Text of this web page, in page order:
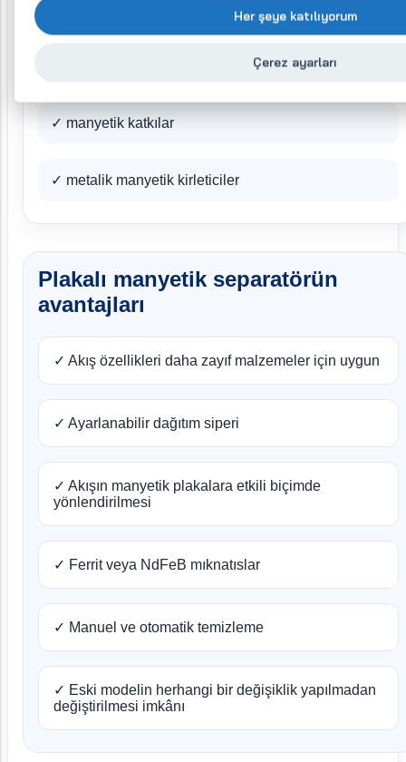
Her şeye katılıyorum
Çerez ayarları
✓ manyetik katkılar
✓ metalik manyetik kirleticiler
Plakalı manyetik separatörün
avantajları
✓ Akış özellikleri daha zayıf malzemeler için uygun
✓ Ayarlanabilir dağıtım siperi
✓ Akışın manyetik plakalara etkili biçimde
yönlendirilmesi
✓ Ferrit veya NdFeB mıknatıslar
✓ Manuel ve otomatik temizleme
✓ Eski modelin herhangi bir değişiklik yapılmadan
değiştirilmesi imkânı